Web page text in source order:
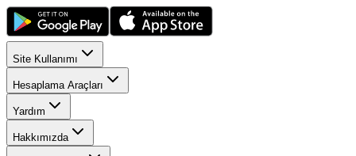
Site Kullanımı
Hesaplama Araçları
Yardım
Hakkımızda